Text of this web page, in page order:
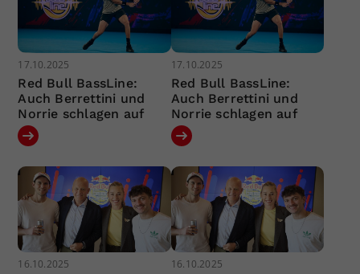
17.10.2025
Red Bull BassLine:
Auch Berrettini und
Norrie schlagen auf
17.10.2025
Red Bull BassLine:
Auch Berrettini und
Norrie schlagen auf
16.10.2025 16.10.2025